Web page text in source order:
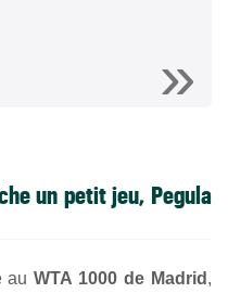
un petit jeu, Pegula
auWTA 1000 de Madrid ,